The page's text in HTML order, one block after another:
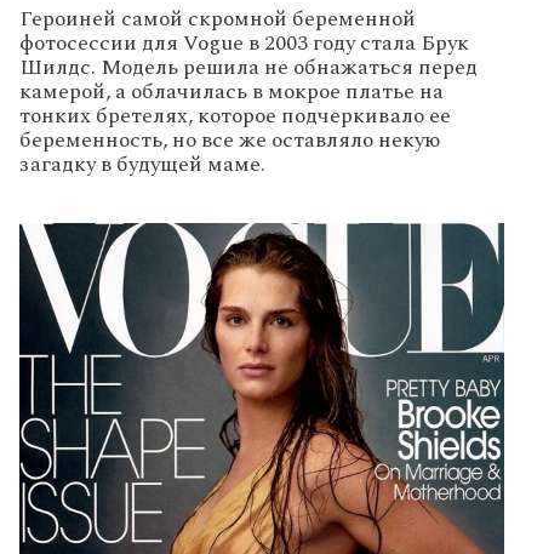
Героиней самой скромной беременной
фотосессии для Vogue в 2003 году стала Брук
Шилдс. Модель решила не обнажаться перед
камерой, а облачилась в мокрое платье на
тонких бретелях, которое подчеркивало ее
беременность, но все же оставляло некую
загадку в будущей маме.